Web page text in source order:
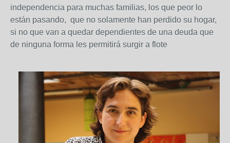
independencia para muchas familias, los que peor lo
están pasando, que no solamente han perdido su hogar,
si no que van a quedar dependientes de una deuda que
de ninguna forma les permitirá surgir a flote